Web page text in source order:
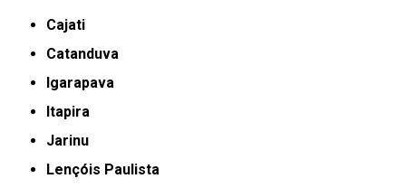
Cajati
Catanduva
Igarapava
Itapira
Jarinu
Lençóis Paulista